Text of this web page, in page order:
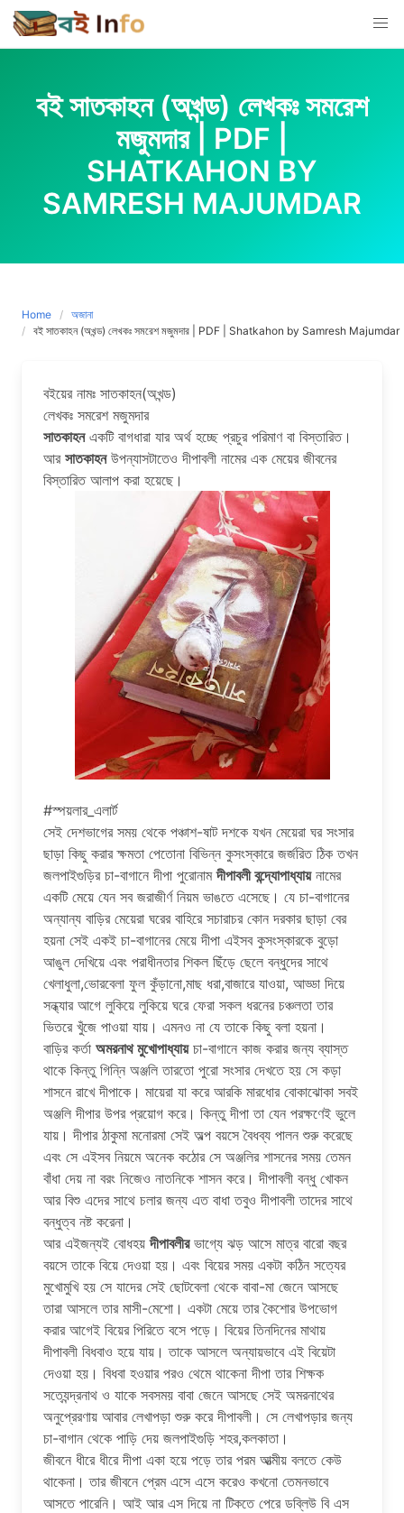
Skip
to
content
বই সাতকাহন (অখন্ড) লেখকঃ সমরেশ
মজুমদার | PDF |
SHATKAHON BY
SAMRESH MAJUMDAR
Home
অজানা
বই সাতকাহন (অখন্ড) লেখকঃ সমরেশ মজুমদার | PDF | Shatkahon by Samresh Majumdar
বইয়ের নামঃ সাতকাহন(অখন্ড)
লেখকঃ সমরেশ মজুমদার
সাতকাহনএকটি বাগধারা যার অর্থ হচ্ছে প্রচুর পরিমাণ বা বিস্তারিত।
আর সাতকাহনউপন্যাসটাতেও দীপাবলী নামের এক মেয়ের জীবনের
বিস্তারিত আলাপ করা হয়েছে।
#স্পয়লার_এলার্ট
সেই দেশভাগের সময় থেকে পঞ্চাশ-ষাট দশকে যখন মেয়েরা ঘর সংসার
ছাড়া কিছু করার ক্ষমতা পেতোনা বিভিন্ন কুসংস্কারে জর্জরিত ঠিক তখন
জলপাইগুড়ির চা-বাগানে দীপা পুরোনামদীপাবলী বন্দ্যোপাধ্যায়নামের
একটি মেয়ে যেন সব জরাজীর্ণ নিয়ম ভাঙতে এসেছে। যে চা-বাগানের
অন্যান্য বাড়ির মেয়েরা ঘরের বাহিরে সচারাচর কোন দরকার ছাড়া বের
হয়না সেই একই চা-বাগানের মেয়ে দীপা এইসব কুসংস্কারকে বুড়ো
আঙুল দেখিয়ে এবং পরাধীনতার শিকল ছিঁড়ে ছেলে বন্ধুদের সাথে
খেলাধুলা,ভোরবেলা ফুল কুঁড়ানো,মাছ ধরা,বাজারে যাওয়া, আড্ডা দিয়ে
সন্ধ্যার আগে লুকিয়ে লুকিয়ে ঘরে ফেরা সকল ধরনের চঞ্চলতা তার
ভিতরে খুঁজে পাওয়া যায়। এমনও না যে তাকে কিছু বলা হয়না।
বাড়ির কর্তা অমরনাথ মুখোপাধ্যায়চা-বাগানে কাজ করার জন্য ব্যাস্ত
থাকে কিন্তু গিন্নি অঞ্জলি তারতো পুরো সংসার দেখতে হয় সে কড়া
শাসনে রাখে দীপাকে। মায়েরা যা করে আরকি মারধোর বোকাঝোকা সবই
অঞ্জলি দীপার উপর প্রয়োগ করে। কিন্তু দীপা তা যেন পরক্ষণেই ভুলে
যায়। দীপার ঠাকুমা মনোরমা সেই অল্প বয়সে বৈধব্য পালন শুরু করেছে
এবং সে এইসব নিয়মে অনেক কঠোর সে অঞ্জলির শাসনের সময় তেমন
বাঁধা দেয় না বরং নিজেও নাতনিকে শাসন করে। দীপাবলী বন্ধু খোকন
আর বিশু এদের সাথে চলার জন্য এত বাধা তবুও দীপাবলী তাদের সাথে
বন্ধুত্ব নষ্ট করেনা।
আর এইজন্যই বোধহয়দীপাবলীরভাগ্যে ঝড় আসে মাত্র বারো বছর
বয়সে তাকে বিয়ে দেওয়া হয়। এবং বিয়ের সময় একটা কঠিন সত্যের
মুখোমুখি হয় সে যাদের সেই ছোটবেলা থেকে বাবা-মা জেনে আসছে
তারা আসলে তার মাসী-মেশো। একটা মেয়ে তার কৈশোর উপভোগ
করার আগেই বিয়ের পিরিতে বসে পড়ে। বিয়ের তিনদিনের মাথায়
দীপাবলী বিধবাও হয়ে যায়। তাকে আসলে অন্যায়ভাবে এই বিয়েটা
দেওয়া হয়। বিধবা হওয়ার পরও থেমে থাকেনা দীপা তার শিক্ষক
সত্যেন্দ্রনাথ ও যাকে সবসময় বাবা জেনে আসছে সেই অমরনাথের
অনুপ্রেরণায় আবার লেখাপড়া শুরু করে দীপাবলী। সে লেখাপড়ার জন্য
চা-বাগান থেকে পাড়ি দেয় জলপাইগুড়ি শহর,কলকাতা।
জীবনে ধীরে ধীরে দীপা একা হয়ে পড়ে তার পরম আত্মীয় বলতে কেউ
থাকেনা। তার জীবনে প্রেম এসে এসে করেও কখনো তেমনভাবে
আসতে পারেনি। আই আর এস দিয়ে না টিকতে পেরে ডব্লিউ বি এস